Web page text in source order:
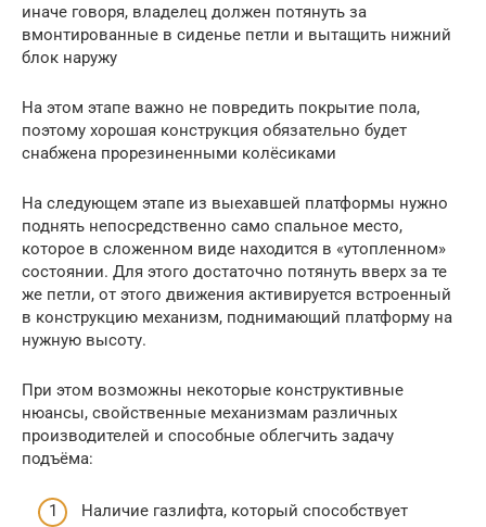
иначе говоря, владелец должен потянуть за
вмонтированные в сиденье петли и вытащить нижний
блок наружу
На этом этапе важно не повредить покрытие пола,
поэтому хорошая конструкция обязательно будет
снабжена прорезиненными колёсиками
На следующем этапе из выехавшей платформы нужно
поднять непосредственно само спальное место,
которое в сложенном виде находится в «утопленном»
состоянии. Для этого достаточно потянуть вверх за те
же петли, от этого движения активируется встроенный
в конструкцию механизм, поднимающий платформу на
нужную высоту.
При этом возможны некоторые конструктивные
нюансы, свойственные механизмам различных
производителей и способные облегчить задачу
подъёма:
Наличие газлифта, который способствует